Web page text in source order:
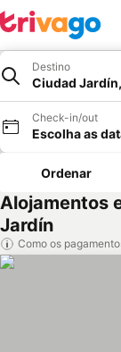
Destino
Ciudad
Check-in/out
Escolha as
Ordenar
Alojamentos
Jardín
Como os